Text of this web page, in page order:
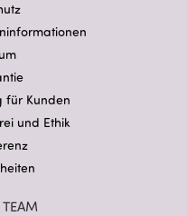
für Kunden
und Ethik
TEAM